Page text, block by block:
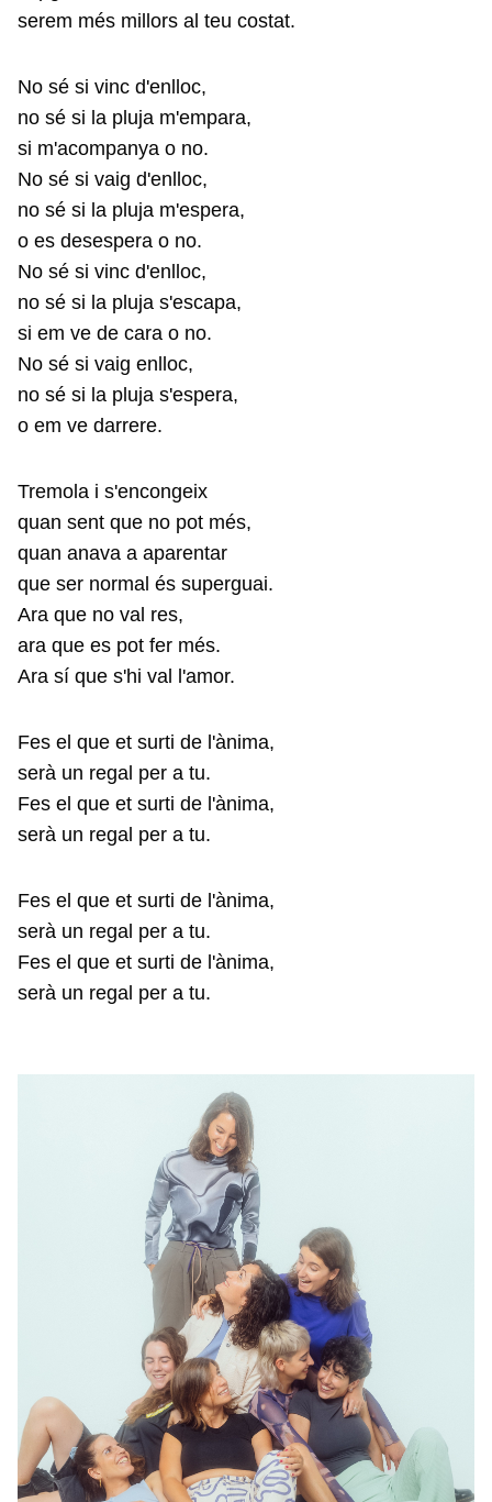
serem més millors al teu costat.
No sé si vinc d'enlloc,
no sé si la pluja m'empara,
si m'acompanya o no.
No sé si vaig d'enlloc,
no sé si la pluja m'espera,
o es desespera o no.
No sé si vinc d'enlloc,
no sé si la pluja s'escapa,
si em ve de cara o no.
No sé si vaig enlloc,
no sé si la pluja s'espera,
o em ve darrere.
Tremola i s'encongeix
quan sent que no pot més,
quan anava a aparentar
que ser normal és superguai.
Ara que no val res,
ara que es pot fer més.
Ara sí que s'hi val l'amor.
Fes el que et surti de l'ànima,
serà un regal per a tu.
Fes el que et surti de l'ànima,
serà un regal per a tu.
Fes el que et surti de l'ànima,
serà un regal per a tu.
Fes el que et surti de l'ànima,
serà un regal per a tu.